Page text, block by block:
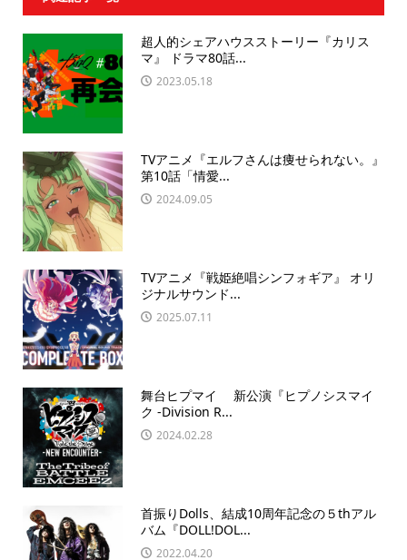
超人的シェアハウスストーリー『カリス
マ』 ドラマ80話...
2023.05.18
TVアニメ『エルフさんは痩せられない。』
第10話「情愛...
2024.09.05
TVアニメ『戦姫絶唱シンフォギア』 オリ
ジナルサウンド...
2025.07.11
舞台ヒプマイ 新公演『ヒプノシスマイ
ク -Division R...
2024.02.28
首振りDolls、結成10周年記念の５thアル
バム『DOLL!DOL...
2022.04.20